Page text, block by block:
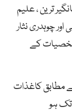
ترین ، علیم
اور چوہدری نثار
کے
مطابق کاغذات
سے 30 دسمبر تک ہو